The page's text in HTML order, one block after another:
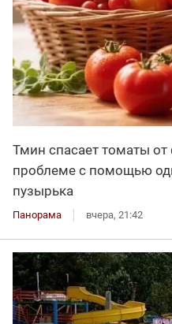
Тмин спасает томаты
проблеме с помощью
пузырька
Панорама вчера, 21:42